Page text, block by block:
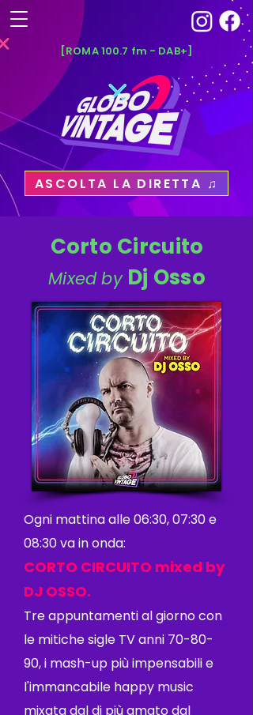
[ROMA 100.7 fm - DAB+]
ASCOLTA LA DIRETTA ♫
Corto Circuito
Mixed byDj Osso
Ogni mattina alle 06:30, 07:30 e
08:30 va in onda:
CORTO CIRCUITO mixed by
DJ OSSO.
Tre appuntamenti al giorno con
le mitiche sigle TV anni 70-80-
90, i mash-up più impensabili e
l'immancabile happy music
mixata dal dj più amato dal